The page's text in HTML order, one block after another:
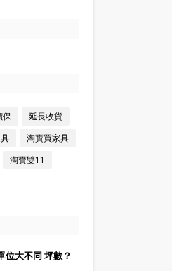
保
延長收貨
淘寶買家具
淘寶雙11
位大不同 坪數？